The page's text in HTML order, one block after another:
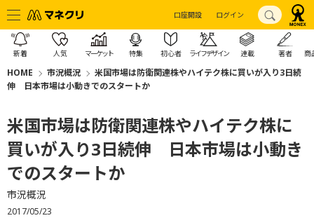
口座開設 ログイン
新着 人気 マーケット 特集 初心者 ライフデザイン 連載 著者 商
HOME 市況概況
米国市場は防衛関連株やハイテク株に買いが入り3日続
伸 日本市場は小動きでのスタートか
米国市場は防衛関連株やハイテク株に
買いが入り3日続伸 日本市場は小動き
でのスタートか
市況概況
2017/05/23